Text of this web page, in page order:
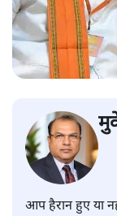
आप हैरान हुए या